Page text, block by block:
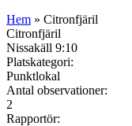
Hem » Citronfjäril
Citronfjäril
Nissakäll 9:10
Platskategori:
Punktlokal
Antal observationer:
2
Rapportör: